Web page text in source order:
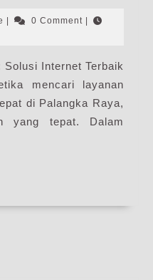
Raya
Internet
IndiHome
Terdekat
Indihome
| 0 Comment |
Internet Terbaik
mencari layanan
di Palangka Raya,
yang tepat. Dalam